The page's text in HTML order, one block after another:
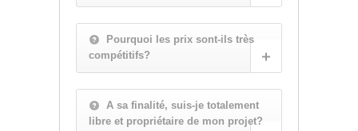
Pourquoi les prix sont-ils très
compétitifs?
A sa finalité, suis-je totalement
libre et propriétaire de mon projet?